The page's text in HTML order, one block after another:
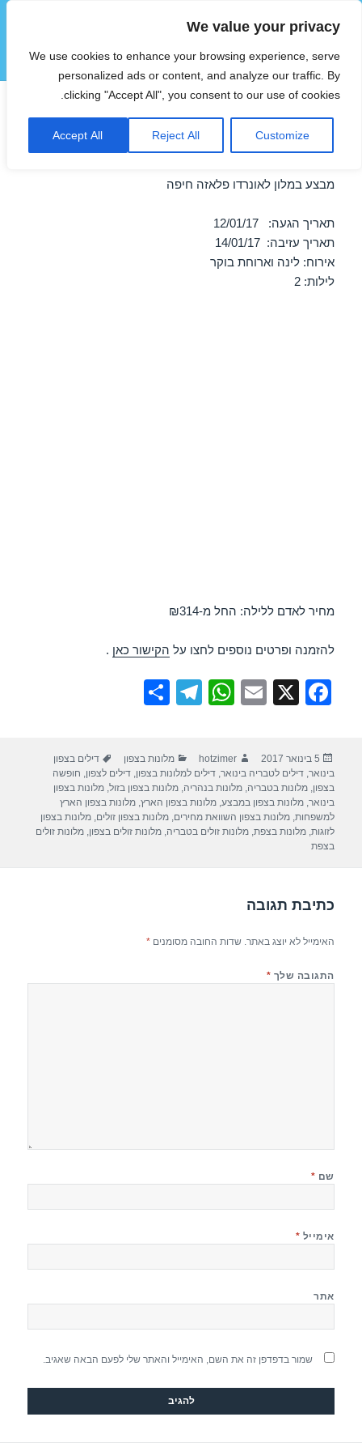
We value your privacy
We use cookies to enhance your browsing experience, serve
personalized ads or content, and analyze our traffic. By
clicking "Accept All", you consent to our use of cookies.
Customize
Reject All
Accept All
הוטצימר
תפריטים
ווידג'טים
חופשה במלון לאונרדו פלאזה
חיפה – 12/01/2017
מבצע במלון לאונרדו פלאזה חיפה
תאריך הגעה: 12/01/17
תאריך עזיבה: 14/01/17
אירוח: לינה וארוחת בוקר
לילות: 2
מחיר לאדם ללילה: החל מ-₪314
להזמנה ופרטים נוספים לחצו על הקישור כאן .
F
e
b
o
X
E
W
s
A
p
T
gr
a
m
e
פורסם
בתאריך
5 בינואר 2017 מחבר
hotzimer קטגוריות
מלונות בצפון תגיות
דילים בצפון
בינואר,דילים לטבריה בינואר,דילים למלונות בצפון,דילים לצפון, חופשה
בצפון,מלונות בטבריה,מלונות בנהריה,מלונות בצפון בזול,מלונות בצפון
בינואר,מלונות בצפון במבצע,מלונות בצפון הארץ,מלונות בצפון הארץ
למשפחות,מלונות בצפון השוואת מחירים,מלונות בצפון זולים,מלונות בצפון
לזוגות,מלונות בצפת,מלונות זולים בטבריה,מלונות זולים בצפון,מלונות זולים
בצפת
כתיבת תגובה
האימייל לא יוצג באתר. שדות החובה מסומנים*
התגובה שלך *
שם *
אימייל *
אתר
שמור בדפדפן זה את השם, האימייל והאתר שלי לפעם הבאה שאגיב.